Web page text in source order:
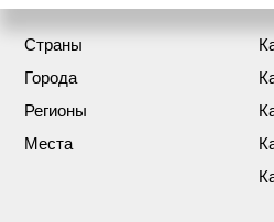
Страны
Города
Регионы
Места